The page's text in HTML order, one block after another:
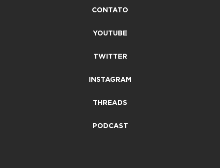
CONTATO
YOUTUBE
TWITTER
INSTAGRAM
THREADS
PODCAST